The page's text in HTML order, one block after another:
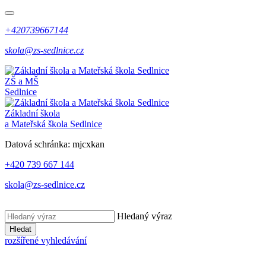
+420739667144
skola@zs-sedlnice.cz
ZŠ a MŠ
Sedlnice
Základní škola
a Mateřská škola Sedlnice
Datová schránka: mjcxkan
+420 739 667 144
skola@zs-sedlnice.cz
Hledaný výraz
Hledat
rozšířené vyhledávání